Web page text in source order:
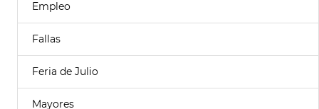
Empleo
Fallas
Feria de Julio
Mayores